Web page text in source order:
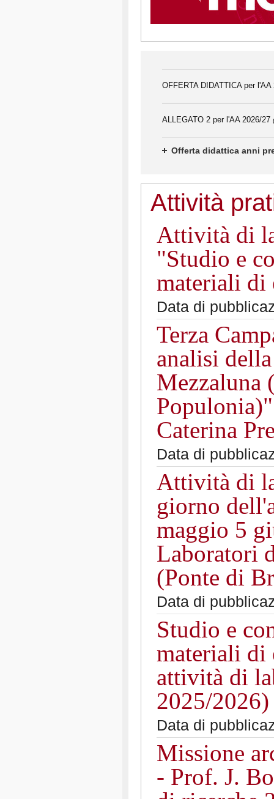
OFFERTA DIDATTICA per
ALLEGATO 2 per l'AA 2026/27
Offerta didattica anni
Attività
Attività di
"Studio e
materiali di
Data di
Terza
analisi
Mezzaluna
Caterina
Data di
Attività di
giorno
maggio 5
Laboratori
(Ponte di
Data di
Studio e
materiali di
attività di
2025/2026)
Data di
Missione
- Prof. J.